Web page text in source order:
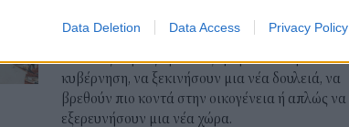
Data Deletion Data Access Privacy Policy
οικονομικούς μετανάστες
Οι άνθρωποι μετακομίζουν στο εξωτερικό για
πολλούς λόγους - για να ξεφύγουν από μια
κυβέρνηση, να ξεκινήσουν μια νέα δουλειά, να
βρεθούν πιο κοντά στην οικογένεια ή απλώς να
εξερευνήσουν μια νέα χώρα.